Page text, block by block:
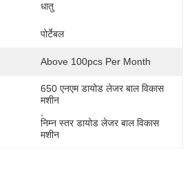
धातु
पोर्टेबल
Above 100pcs Per Month
650 एनएम डायोड लेजर बाल विकास
मशीन
निम्न स्तर डायोड लेजर बाल विकास
मशीन